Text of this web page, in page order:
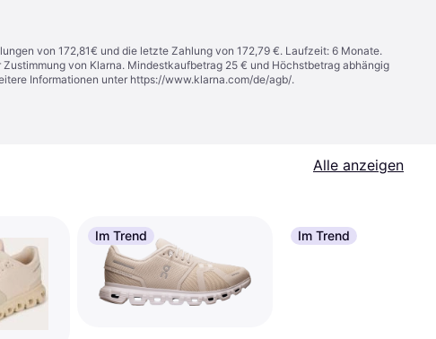
von 172,81€ und die letzte Zahlung von 172,79 €. Laufzeit: 6 Monate.
von Klarna. Mindestkaufbetrag 25 € und Höchstbetrag abhängig
Informationen unter https://www.klarna.com/de/agb/.
Alle anzeigen
Im Trend Im Trend